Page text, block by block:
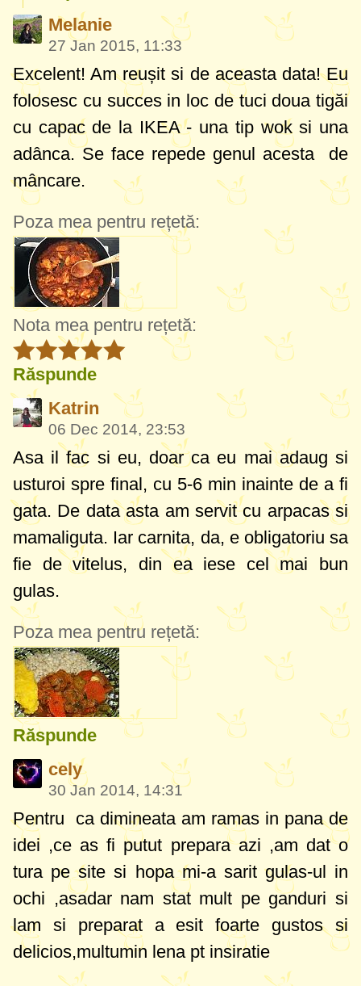
Melanie
27 Jan 2015, 11:33
Excelent! Am reușit si de aceasta data! Eu
folosesc cu succes in loc de tuci doua tigăi
cu capac de la IKEA - una tip wok si una
adânca. Se face repede genul acesta de
mâncare.
Poza mea pentru rețetă:
Nota mea pentru rețetă:
Răspunde
Katrin
06 Dec 2014, 23:53
Asa il fac si eu, doar ca eu mai adaug si
usturoi spre final, cu 5-6 min inainte de a fi
gata. De data asta am servit cu arpacas si
mamaliguta. Iar carnita, da, e obligatoriu sa
fie de vitelus, din ea iese cel mai bun
gulas.
Poza mea pentru rețetă:
Răspunde
cely
30 Jan 2014, 14:31
Pentru ca dimineata am ramas in pana de
idei ,ce as fi putut prepara azi ,am dat o
tura pe site si hopa mi-a sarit gulas-ul in
ochi ,asadar nam stat mult pe ganduri si
lam si preparat a esit foarte gustos si
delicios,multumin lena pt insiratie